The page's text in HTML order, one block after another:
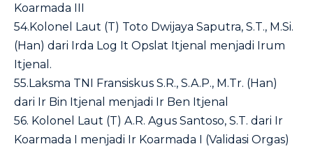
Koarmada III
54.Kolonel Laut (T) Toto Dwijaya Saputra, S.T., M.Si.
(Han) dari Irda Log It Opslat Itjenal menjadi Irum
Itjenal.
55.Laksma TNI Fransiskus S.R., S.A.P., M.Tr. (Han)
dari Ir Bin Itjenal menjadi Ir Ben Itjenal
56. Kolonel Laut (T) A.R. Agus Santoso, S.T. dari Ir
Koarmada I menjadi Ir Koarmada I (Validasi Orgas)